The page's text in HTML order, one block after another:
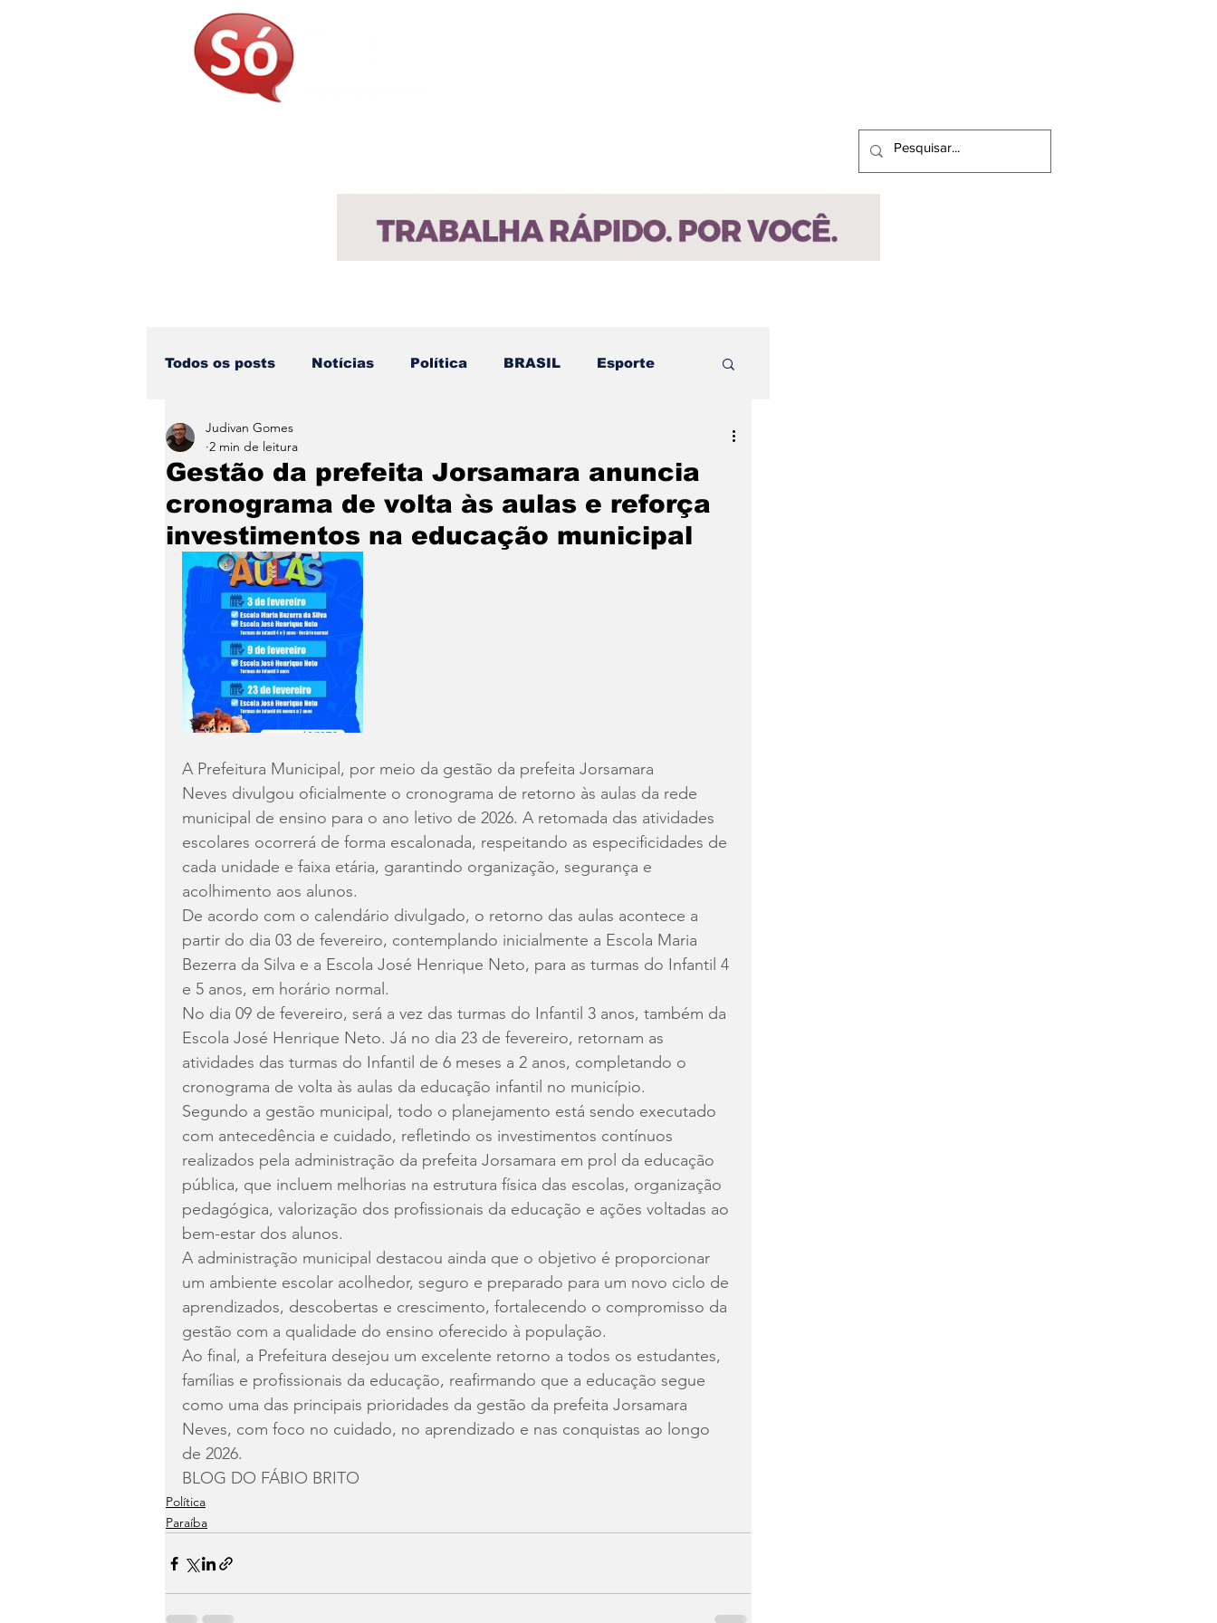
Todos os posts Notícias Política BRASIL Esporte
Entretenimento
Gestão da prefeita Jorsamara anuncia
cronograma de volta às aulas e reforça
investimentos na educação municipal
Judivan Gomes
2 min de leitura
A Prefeitura Municipal, por meio da gestão da prefeita Jorsamara
Neves divulgou oficialmente o cronograma de retorno às aulas da rede
municipal de ensino para o ano letivo de 2026. A retomada das atividades
escolares ocorrerá de forma escalonada, respeitando as especificidades de
cada unidade e faixa etária, garantindo organização, segurança e
acolhimento aos alunos.
De acordo com o calendário divulgado, o retorno das aulas acontece a
partir do dia 03 de fevereiro, contemplando inicialmente a Escola Maria
Bezerra da Silva e a Escola José Henrique Neto, para as turmas do Infantil 4
e 5 anos, em horário normal.
No dia 09 de fevereiro, será a vez das turmas do Infantil 3 anos, também da
Escola José Henrique Neto. Já no dia 23 de fevereiro, retornam as
atividades das turmas do Infantil de 6 meses a 2 anos, completando o
cronograma de volta às aulas da educação infantil no município.
Segundo a gestão municipal, todo o planejamento está sendo executado
com antecedência e cuidado, refletindo os investimentos contínuos
realizados pela administração da prefeita Jorsamara em prol da educação
pública, que incluem melhorias na estrutura física das escolas, organização
pedagógica, valorização dos profissionais da educação e ações voltadas ao
bem-estar dos alunos.
A administração municipal destacou ainda que o objetivo é proporcionar
um ambiente escolar acolhedor, seguro e preparado para um novo ciclo de
aprendizados, descobertas e crescimento, fortalecendo o compromisso da
gestão com a qualidade do ensino oferecido à população.
Ao final, a Prefeitura desejou um excelente retorno a todos os estudantes,
famílias e profissionais da educação, reafirmando que a educação segue
como uma das principais prioridades da gestão da prefeita Jorsamara
Neves, com foco no cuidado, no aprendizado e nas conquistas ao longo
de 2026.
BLOG DO FÁBIO BRITO
Política
Paraíba